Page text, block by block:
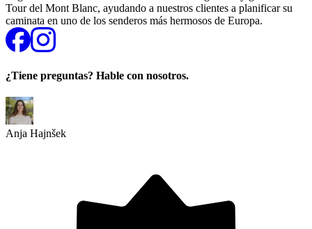
Tour del Mont Blanc, ayudando a nuestros clientes a planificar su
caminata en uno de los senderos más hermosos de Europa.
¿Tiene preguntas? Hable con nosotros.
Anja Hajnšek